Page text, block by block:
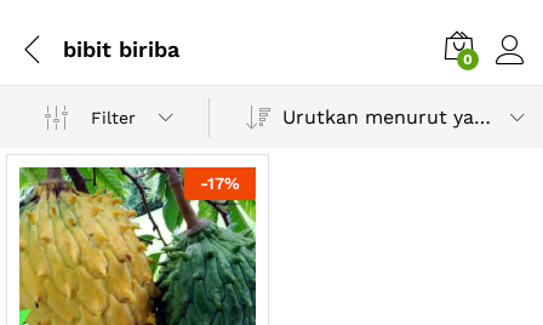
bibit biriba 0
Filter Urutkan menurut yang terbaru
-17%